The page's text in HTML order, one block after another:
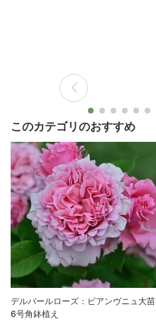
このカテゴリのおすすめ
デルバールローズ：ビアンヴニュ大苗
6号角鉢植え